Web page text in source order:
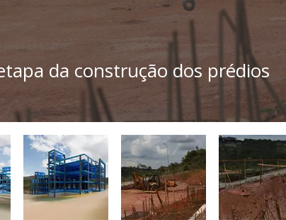
da construção dos prédios